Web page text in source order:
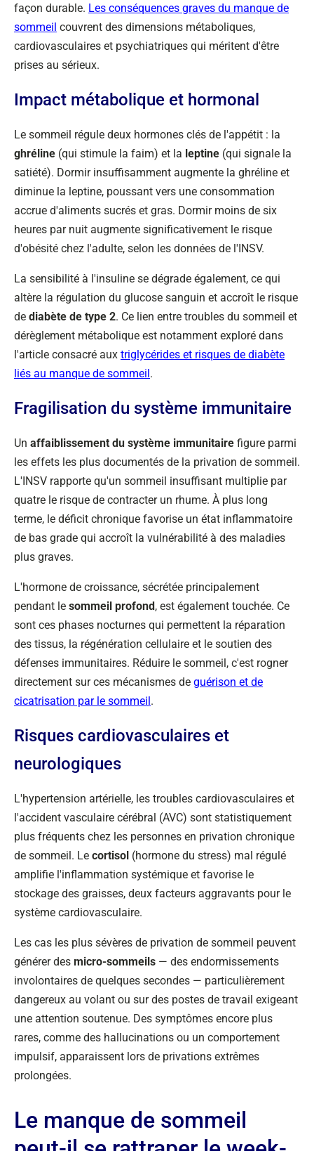
façon durable. Les conséquences graves du manque de
sommeil couvrent des dimensions métaboliques,
cardiovasculaires et psychiatriques qui méritent d'être
prises au sérieux.
Impact métabolique et hormonal
Le sommeil régule deux hormones clés de l'appétit : la
ghréline (qui stimule la faim) et la leptine (qui signale la
satiété). Dormir insuffisamment augmente la ghréline et
diminue la leptine, poussant vers une consommation
accrue d'aliments sucrés et gras. Dormir moins de six
heures par nuit augmente significativement le risque
d'obésité chez l'adulte, selon les données de l'INSV.
La sensibilité à l'insuline se dégrade également, ce qui
altère la régulation du glucose sanguin et accroît le risque
de diabète de type 2. Ce lien entre troubles du sommeil et
dérèglement métabolique est notamment exploré dans
l'article consacré aux triglycérides et risques de diabète
liés au manque de sommeil.
Fragilisation du système immunitaire
Un affaiblissement du système immunitaire figure parmi
les effets les plus documentés de la privation de sommeil.
L'INSV rapporte qu'un sommeil insuffisant multiplie par
quatre le risque de contracter un rhume. À plus long
terme, le déficit chronique favorise un état inflammatoire
de bas grade qui accroît la vulnérabilité à des maladies
plus graves.
L'hormone de croissance, sécrétée principalement
pendant le sommeil profond, est également touchée. Ce
sont ces phases nocturnes qui permettent la réparation
des tissus, la régénération cellulaire et le soutien des
défenses immunitaires. Réduire le sommeil, c'est rogner
directement sur ces mécanismes de guérison et de
cicatrisation par le sommeil.
Risques cardiovasculaires et
neurologiques
L'hypertension artérielle, les troubles cardiovasculaires et
l'accident vasculaire cérébral (AVC) sont statistiquement
plus fréquents chez les personnes en privation chronique
de sommeil. Le cortisol (hormone du stress) mal régulé
amplifie l'inflammation systémique et favorise le
stockage des graisses, deux facteurs aggravants pour le
système cardiovasculaire.
Les cas les plus sévères de privation de sommeil peuvent
générer des micro-sommeils — des endormissements
involontaires de quelques secondes — particulièrement
dangereux au volant ou sur des postes de travail exigeant
une attention soutenue. Des symptômes encore plus
rares, comme des hallucinations ou un comportement
impulsif, apparaissent lors de privations extrêmes
prolongées.
Le manque de sommeil